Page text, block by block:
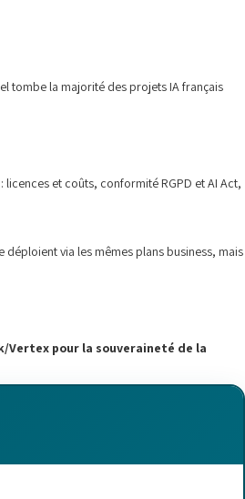
tombe la majorité des projets IA français
et coûts, conformité RGPD et AI Act,
déploient via les mêmes plans business, mais
pour la souveraineté de la